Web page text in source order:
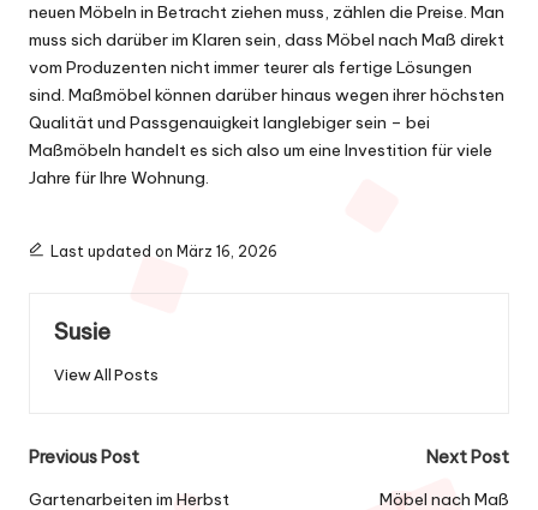
neuen Möbeln in Betracht ziehen muss, zählen die Preise. Man
muss sich darüber im Klaren sein, dass Möbel nach Maß direkt
vom Produzenten nicht immer teurer als fertige Lösungen
sind. Maßmöbel können darüber hinaus wegen ihrer höchsten
Qualität und Passgenauigkeit langlebiger sein – bei
Maßmöbeln handelt es sich also um eine Investition für viele
Jahre für Ihre Wohnung.
Last updated on März 16, 2026
Susie
View All Posts
Post
Previous Post
Gartenarbeiten im Herbst
Next Post
Möbel nach Maß